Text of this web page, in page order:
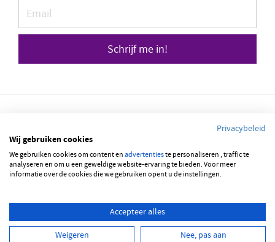
Schrijf me in!
© 2026 JOBBSQUARE
NEDERLANDS ENGLISH
Privacybeleid
Wij gebruiken cookies
We gebruiken cookies om content en advertentieste personaliseren , traffic te
analyseren en om u een geweldige website-ervaring te bieden. Voor meer
informatie over de cookies die we gebruiken opent u de instellingen.
Accepteer alles
Weigeren Nee, pas aan